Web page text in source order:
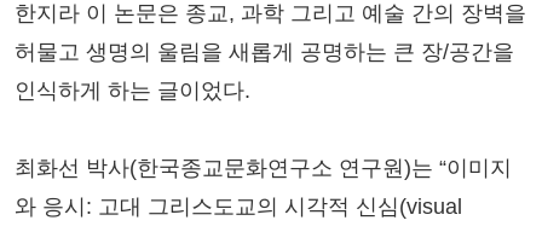
한지라 이 논문은 종교, 과학 그리고 예술 간의 장벽을
허물고 생명의 울림을 새롭게 공명하는 큰 장/공간을
인식하게 하는 글이었다.
최화선 박사(한국종교문화연구소 연구원)는 “이미지
와 응시: 고대 그리스도교의 시각적 신심(visual